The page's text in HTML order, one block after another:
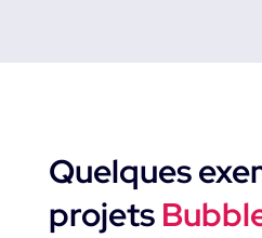
Quelques
projets